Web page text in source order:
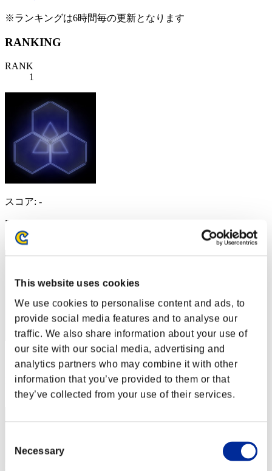
This website uses cookies
We use cookies to personalise content and ads, to
provide social media features and to analyse our
traffic. We also share information about your use of
our site with our social media, advertising and
analytics partners who may combine it with other
information that you’ve provided to them or that
they’ve collected from your use of their services.
Selection
Necessary
※ランキングは6時間毎の更新となります
RANKING
RANK
1
スコア: -
RANK
スコア: -
RANK
3